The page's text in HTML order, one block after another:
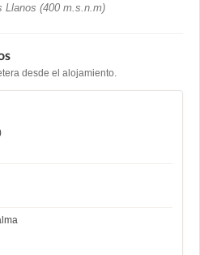
Llanos (400 m.s.n.m)
desde el alojamiento.